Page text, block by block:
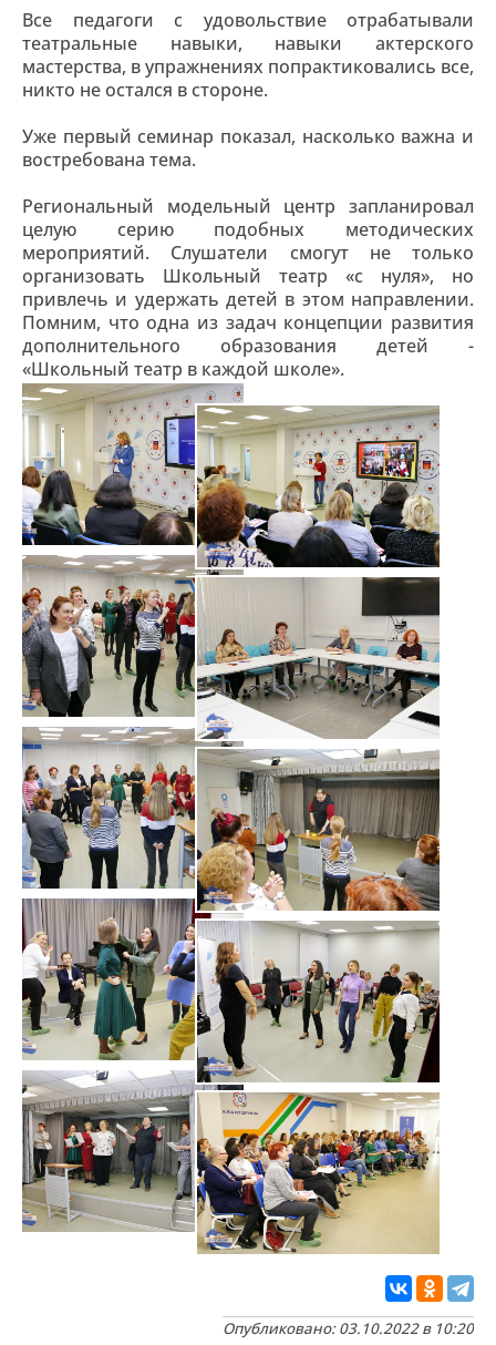
Все педагоги с удовольствие отрабатывали
театральные навыки, навыки актерского
мастерства, в упражнениях попрактиковались все,
никто не остался в стороне.
Уже первый семинар показал, насколько важна и
востребована тема.
Региональный модельный центр запланировал
целую серию подобных методических
мероприятий. Слушатели смогут не только
организовать Школьный театр «с нуля», но
привлечь и удержать детей в этом направлении.
Помним, что одна из задач концепции развития
дополнительного образования детей -
«Школьный театр в каждой школе».
Опубликовано: 03.10.2022 в 10:20